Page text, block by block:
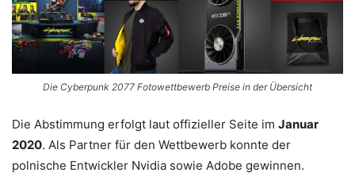
Die Cyberpunk 2077 Fotowettbewerb Preise in der Übersicht
Die Abstimmung erfolgt laut offizieller Seite im Januar
2020. Als Partner für den Wettbewerb konnte der
polnische Entwickler Nvidia sowie Adobe gewinnen.